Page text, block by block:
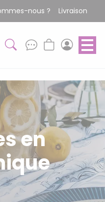
nous ? Livraison
en